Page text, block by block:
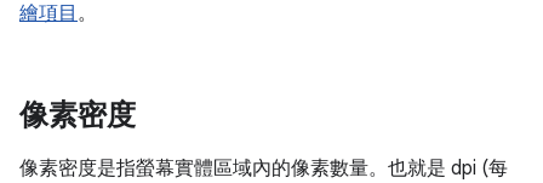
繪項目 。
像素密度
像素密度是指螢幕實體區域內的像素數量。也就是 dpi (每